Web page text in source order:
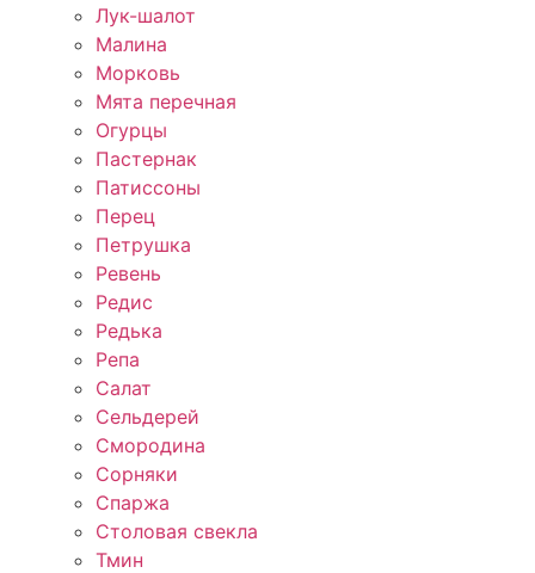
Лук-шалот
Малина
Морковь
Мята перечная
Огурцы
Пастернак
Патиссоны
Перец
Петрушка
Ревень
Редис
Редька
Репа
Салат
Сельдерей
Смородина
Сорняки
Спаржа
Столовая свекла
Тмин